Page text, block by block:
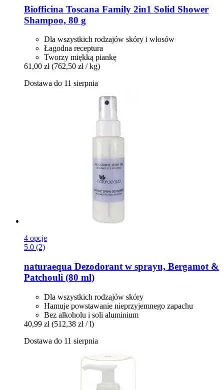
Biofficina Toscana Family 2in1 Solid Shower
Shampoo, 80 g
Dla wszystkich rodzajów skóry i włosów
Łagodna receptura
Tworzy miękką piankę
61,00 zł (762,50 zł / kg)
Dostawa do 11 sierpnia
4 opcje
5.0 (2)
naturaequa Dezodorant w sprayu, Bergamot &
Patchouli (80 ml)
Dla wszystkich rodzajów skóry
Hamuje powstawanie nieprzyjemnego zapachu
Bez alkoholu i soli aluminium
40,99 zł (512,38 zł / l)
Dostawa do 11 sierpnia